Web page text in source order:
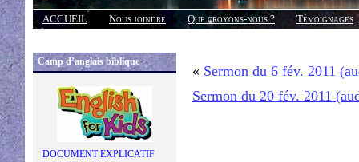
ACCUEIL Nous joindre Que croyons-nous ?
Témoignages
Réponses
Camp d’anglais biblique
DOCUMENT EXPLICATIF
« Sermon du 6 fév. 2011
Sermon du 20 fév. 2011